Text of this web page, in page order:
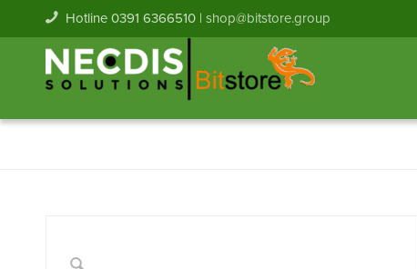
Hotline 0391 6366510 | shop@bitstore.group